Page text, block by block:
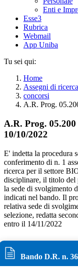
Enti e
Esse3
Rubrica
Webmail
App Uniba
Tu sei qui:
Home
Assegni di ricerca
concorsi
A.R. Prog.
A.R. Prog.
10/10/2022
E' indetta la procedura
conferimento di n. 1
ricerca per il settore
disciplinare, il titolo del
la sede di svolgimento
indicati nel bando. Il
relativa sede di
selezione, redatta
entro il 14/11/2022
Bando D.R. n.